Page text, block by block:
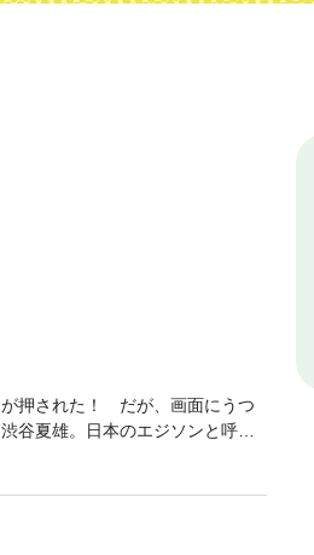
が押された！ だが、画面にうつ
夏雄。日本のエジソンと呼ば
ぐり、大企業のどす黒い陰謀が